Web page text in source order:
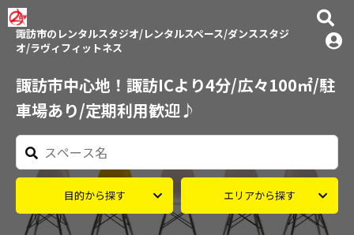
諏訪市中心地！諏訪ICより4分/広々100㎡/駐
車場あり/定期利用歓迎♪
目的から探す エリアから探す
諏訪市のレンタルスタジオ/レンタルスペース/ダンススタジ
オ/ラヴィフィットネス